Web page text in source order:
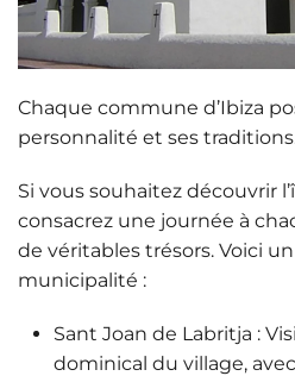
Chaque commune d’Ibiza
personnalité et ses
Si vous souhaitez découvrir
consacrez une journée à
de véritables trésors. Voici
municipalité :
Sant Joan de Labritja :
dominical du village,